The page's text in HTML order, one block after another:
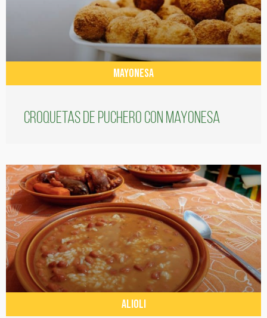
MAYONESA
Croquetas de puchero con Mayonesa
ALIOLI